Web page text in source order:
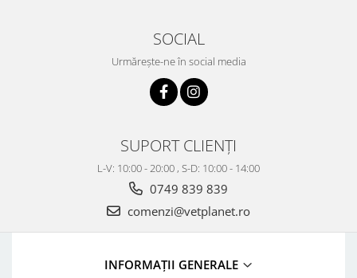
SOCIAL
Urmărește-ne în social media
SUPORT CLIENȚI
L-V: 10:00 - 20:00 , S-D: 10:00 - 14:00
0749 839 839
comenzi@vetplanet.ro
INFORMAȚII GENERALE